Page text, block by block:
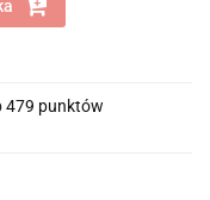
479 punktów